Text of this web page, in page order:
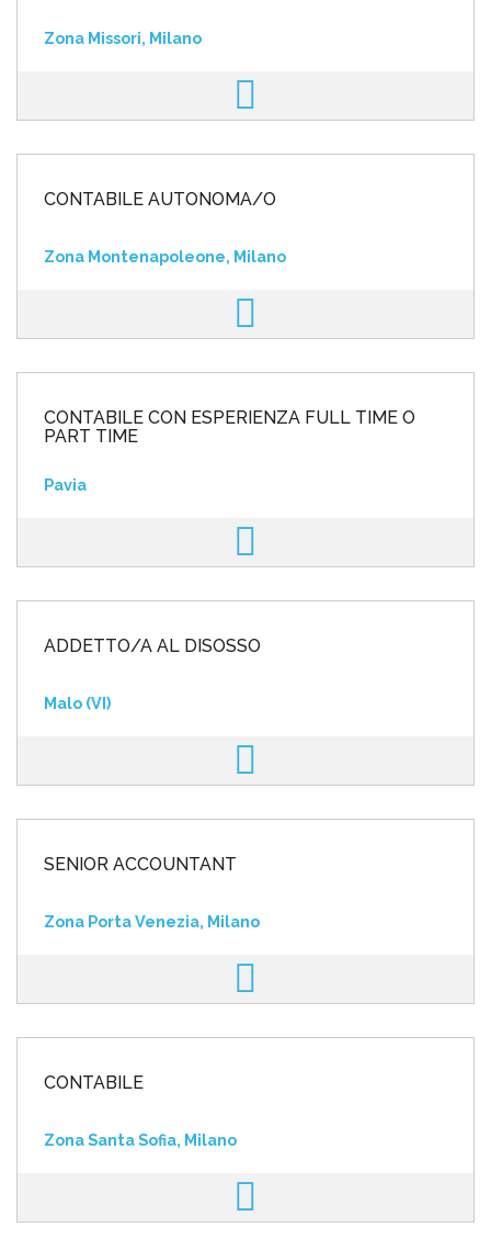
Zona Missori, Milano
CONTABILE AUTONOMA/O
Zona Montenapoleone, Milano
CONTABILE CON ESPERIENZA FULL TIME O
PART TIME
Pavia
ADDETTO/A AL DISOSSO
Malo (VI)
SENIOR ACCOUNTANT
Zona Porta Venezia, Milano
CONTABILE
Zona Santa Sofia, Milano